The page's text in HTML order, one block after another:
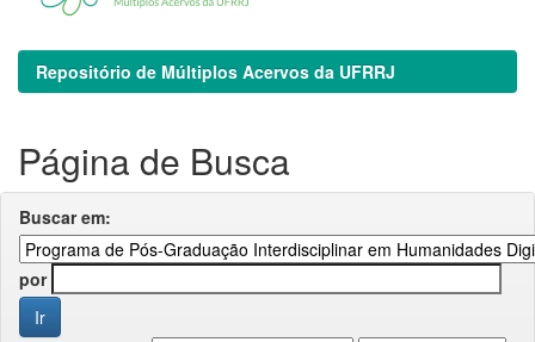
Repositório de Múltiplos Acervos da UFRRJ
Página de Busca
Buscar em:
por